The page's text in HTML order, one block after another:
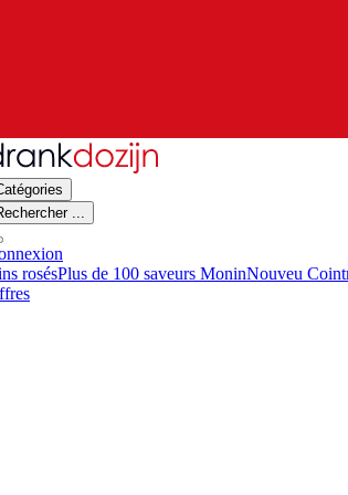
...
rosésPlus de 100 saveurs MoninNouveu